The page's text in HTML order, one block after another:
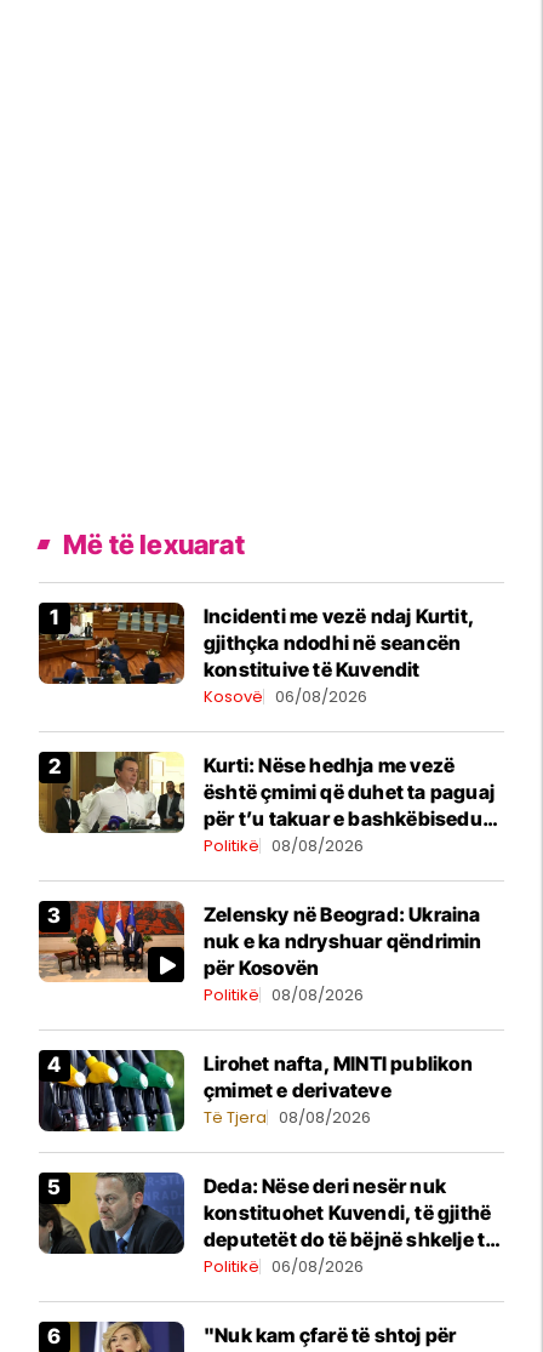
Më të lexuarat
Incidenti me vezë ndaj Kurtit,
gjithçka ndodhi në seancën
konstituive të Kuvendit
Kosovë 06/08/2026
Kurti: Nëse hedhja me vezë
është çmimi që duhet ta paguaj
për t’u takuar e bashkëbiseduar
jam i lumtur ta bëj këtë
Politikë 08/08/2026
Zelensky në Beograd: Ukraina
nuk e ka ndryshuar qëndrimin
për Kosovën
Politikë 08/08/2026
Lirohet nafta, MINTI publikon
çmimet e derivateve
Të Tjera 08/08/2026
Deda: Nëse deri nesër nuk
konstituohet Kuvendi, të gjithë
deputetët do të bëjnë shkelje të
rëndë kushtetuese
Politikë 06/08/2026
"Nuk kam çfarë të shtoj për